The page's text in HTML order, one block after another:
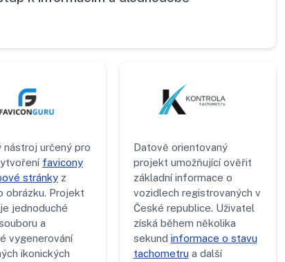
nástroj určený pro
favicony
stránky z
obrázku. Projekt
jednoduché
a
vygenerování
ikonických
Datově orientovaný
projekt umožňující ověřit
základní informace o
vozidlech registrovaných v
České republice. Uživatel
získá během několika
sekund informace o stavu
tachometru a další